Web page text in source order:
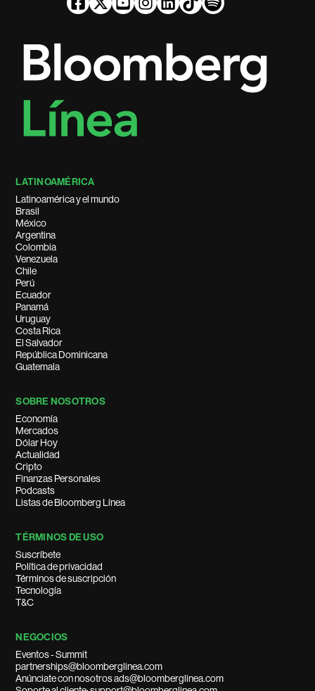
LATINOAMÉRICA
Latinoamérica y el mundo
Brasil
México
Argentina
Colombia
Venezuela
Chile
Perú
Ecuador
Panamá
Uruguay
Costa Rica
El Salvador
República Dominicana
Guatemala
SOBRE NOSOTROS
Economía
Mercados
Dólar Hoy
Actualidad
Cripto
Finanzas Personales
Podcasts
Listas de Bloomberg Línea
TÉRMINOS DE USO
Suscríbete
Política de privacidad
Términos de suscripción
Tecnología
T&C
NEGOCIOS
Eventos - Summit
partnerships@bloomberglinea.com
Anúnciate con nosotros ads@bloomberglinea.com